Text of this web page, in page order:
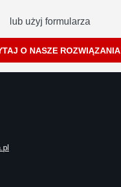
lub użyj formularza
O NASZE ROZWIĄZANIA